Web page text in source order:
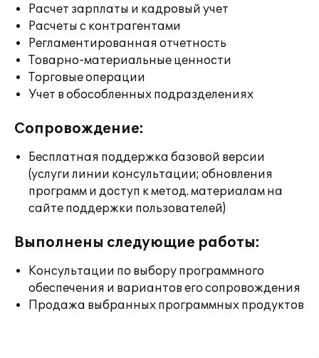
Расчет зарплаты и кадровый учет
Расчеты с контрагентами
Регламентированная отчетность
Товарно-материальные ценности
Торговые операции
Учет в обособленных подразделениях
Сопровождение:
Бесплатная поддержка базовой версии
(услуги линии консультации; обновления
программ и доступ к метод. материалам на
сайте поддержки пользователей)
Выполнены следующие работы:
Консультации по выбору программного
обеспечения и вариантов его сопровождения
Продажа выбранных программных продуктов